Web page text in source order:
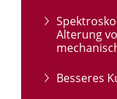
Alterung
Besseres